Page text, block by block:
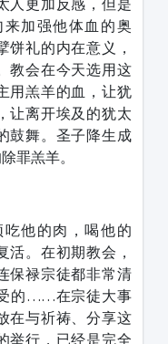
人更加反感，但是
加强他体血的奥
饼礼的内在意义，
教会在今天选用这
用羔羊的血，让犹
让离开埃及的犹太
鼓舞。圣子降生成
罪羔羊。
他的肉，喝他的
活。在初期教会，
保禄宗徒都非常清
的……在宗徒大事
在与祈祷、分享这
举行，已经是完全